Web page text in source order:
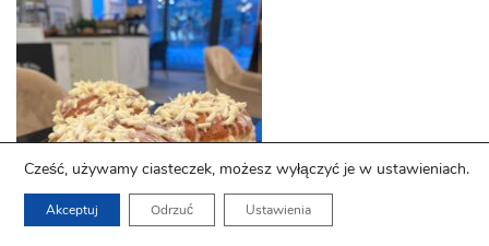
Cześć, używamy ciasteczek, możesz wyłączyć je w ustawieniach.
Akceptuj Odrzuć Ustawienia